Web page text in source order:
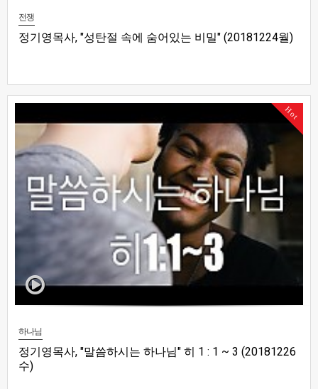
전쟁
정기영목사, "성탄절 속에 숨어있는 비밀" (20181224월)
Hot
하나님
정기영목사, "말씀하시는 하나님" 히 1 : 1 ~ 3 (20181226
수)